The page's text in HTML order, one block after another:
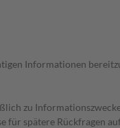
Informationen
zu
für spätere Rückfragen